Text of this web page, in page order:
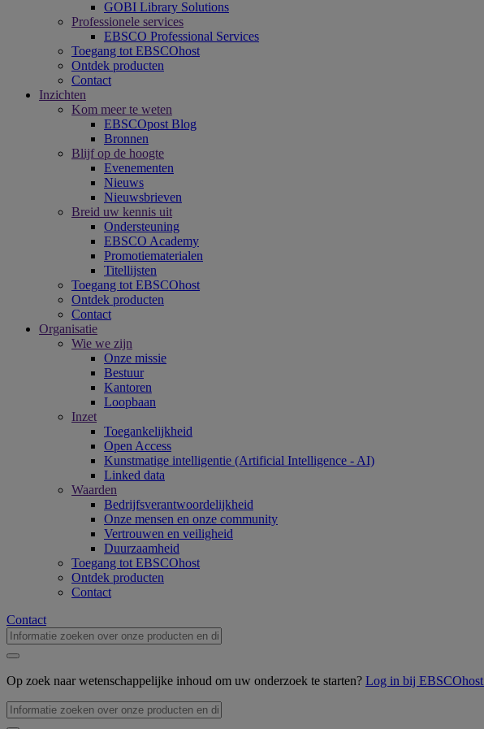
GOBI Library Solutions
Professionele services
EBSCO Professional Services
Toegang tot EBSCOhost
Ontdek producten
Contact
Inzichten
Kom meer te weten
EBSCOpost Blog
Bronnen
Blijf op de hoogte
Evenementen
Nieuws
Nieuwsbrieven
Breid uw kennis uit
Ondersteuning
EBSCO Academy
Promotiematerialen
Titellijsten
Toegang tot EBSCOhost
Ontdek producten
Contact
Organisatie
Wie we zijn
Onze missie
Bestuur
Kantoren
Loopbaan
Inzet
Toegankelijkheid
Open Access
Kunstmatige intelligentie (Artificial Intelligence - AI)
Linked data
Waarden
Bedrijfsverantwoordelijkheid
Onze mensen en onze community
Vertrouwen en veiligheid
Duurzaamheid
Toegang tot EBSCOhost
Ontdek producten
Contact
Contact
Op zoek naar wetenschappelijke inhoud om uw onderzoek te starten? Log in bij EBSCOhost